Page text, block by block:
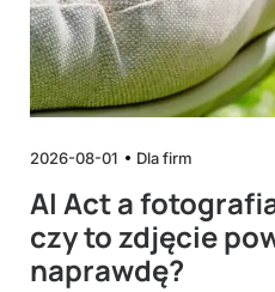
2026-08-01 Dla firm
AI Act a
czy to zdjęcie
naprawdę?